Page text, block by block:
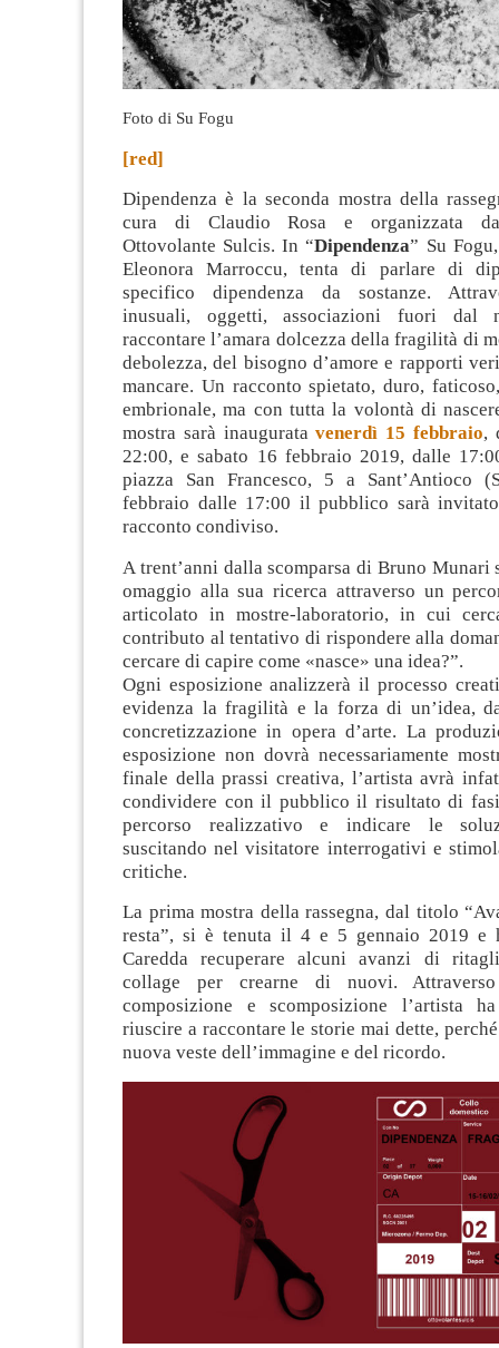
Foto di Su Fogu
[red]
Dipendenza è la seconda mostra della
cura di Claudio Rosa e organizzata
Ottovolante Sulcis. In “Dipendenza” Su
Eleonora Marroccu, tenta di parlare di
specifico dipendenza da sostanze.
inusuali, oggetti, associazioni fuori dal
raccontare l’amara dolcezza della fragilità di
debolezza, del bisogno d’amore e rapporti
mancare. Un racconto spietato, duro,
embrionale, ma con tutta la volontà di
mostra sarà inauguratavenerdì 15 febbraio,
22:00, e sabato 16 febbraio 2019, dalle
piazza San Francesco, 5 a Sant’Antioco
febbraio dalle 17:00 il pubblico sarà
racconto condiviso.
A trent’anni dalla scomparsa di Bruno Munari
omaggio alla sua ricerca attraverso un
articolato in mostre-laboratorio, in cui
contributo al tentativo di rispondere alla
cercare di capire come «nasce» una idea?”.
Ogni esposizione analizzerà il processo
evidenza la fragilità e la forza di un’idea,
concretizzazione in opera d’arte. La
esposizione non dovrà necessariamente
finale della prassi creativa, l’artista avrà
condividere con il pubblico il risultato di
percorso realizzativo e indicare le
suscitando nel visitatore interrogativi e
critiche.
La prima mostra della rassegna, dal titolo
resta”, si è tenuta il 4 e 5 gennaio 2019 e
Caredda recuperare alcuni avanzi di
collage per crearne di nuovi.
composizione e scomposizione l’artista
riuscire a raccontare le storie mai dette,
nuova veste dell’immagine e del ricordo.